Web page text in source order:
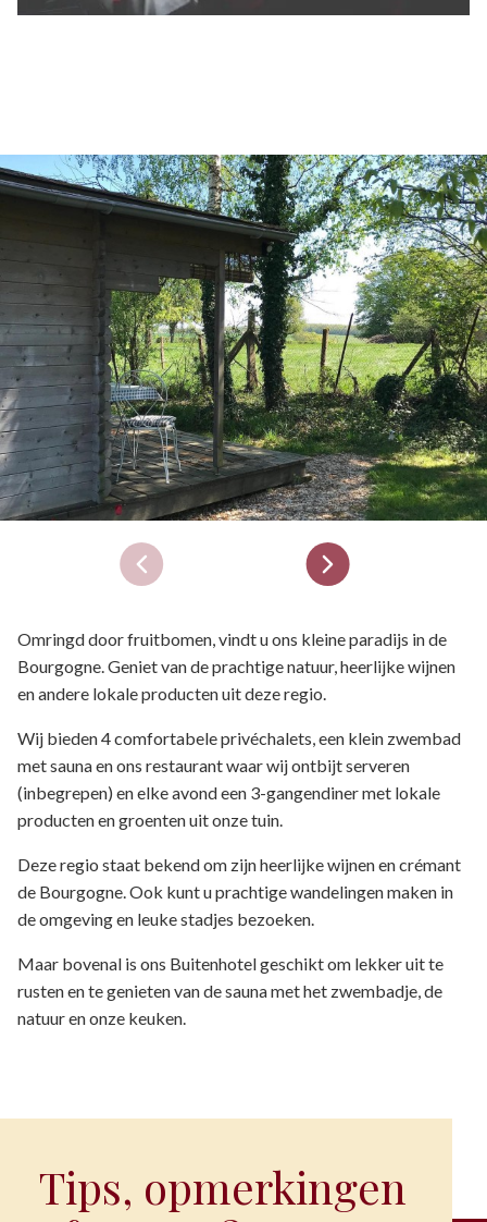
Omringd door fruitbomen, vindt u ons kleine paradijs in de
Bourgogne. Geniet van de prachtige natuur, heerlijke wijnen
en andere lokale producten uit deze regio.
Wij bieden 4 comfortabele privéchalets, een klein zwembad
met sauna en ons restaurant waar wij ontbijt serveren
(inbegrepen) en elke avond een 3-gangendiner met lokale
producten en groenten uit onze tuin.
Deze regio staat bekend om zijn heerlijke wijnen en crémant
de Bourgogne. Ook kunt u prachtige wandelingen maken in
de omgeving en leuke stadjes bezoeken.
Maar bovenal is ons Buitenhotel geschikt om lekker uit te
rusten en te genieten van de sauna met het zwembadje, de
natuur en onze keuken.
Tips, opmerkingen